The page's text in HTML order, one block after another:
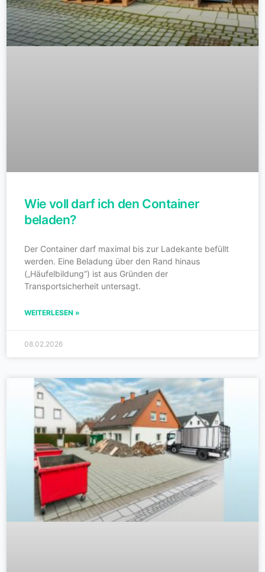
Wie voll darf ich den Container
beladen?
Der Container darf maximal bis zur Ladekante befüllt
werden. Eine Beladung über den Rand hinaus
(„Häufelbildung“) ist aus Gründen der
Transportsicherheit untersagt.
WEITERLESEN »
08.02.2026